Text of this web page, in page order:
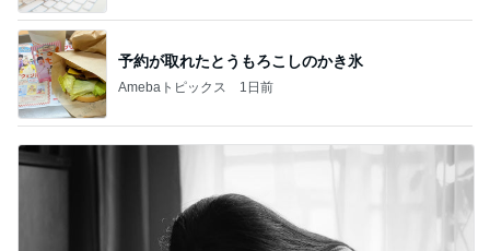
バレエを辞めみるみる太り始めた長女